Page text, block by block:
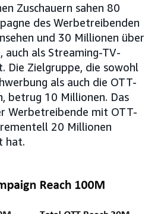
Zuschauern sahen 80
des Werbetreibenden
und 30 Millionen über
auch als Streaming-TV-
Die Zielgruppe, die sowohl
als auch die OTT-
betrug 10 Millionen. Das
Werbetreibende mit OTT-
20 Millionen
hat.